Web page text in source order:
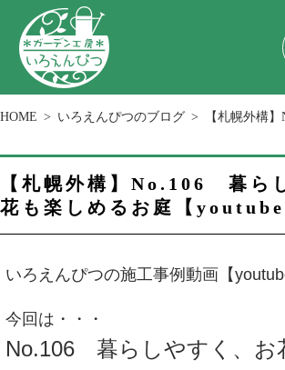
HOME いろえんぴつのブログ 【札幌外構
【札幌外構】No.106 暮ら
花も楽しめるお庭【youtube
いろえんぴつの施工事例動画【
今回は・・・
No.106 暮らしやすく、お